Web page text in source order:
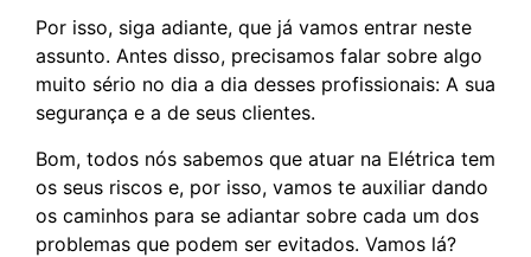
Por isso, siga adiante, que já vamos entrar neste
assunto. Antes disso, precisamos falar sobre algo
muito sério no dia a dia desses profissionais: A sua
segurança e a de seus clientes.
Bom, todos nós sabemos que atuar na Elétrica tem
os seus riscos e, por isso, vamos te auxiliar dando
os caminhos para se adiantar sobre cada um dos
problemas que podem ser evitados. Vamos lá?